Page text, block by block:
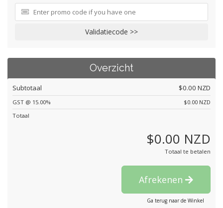
Validatiecode >>
Overzicht
Subtotaal $0.00 NZD
GST @ 15.00%
$0.00 NZD
Totaal
$0.00 NZD
Totaal te betalen
Afrekenen
Ga terug naar de Winkel